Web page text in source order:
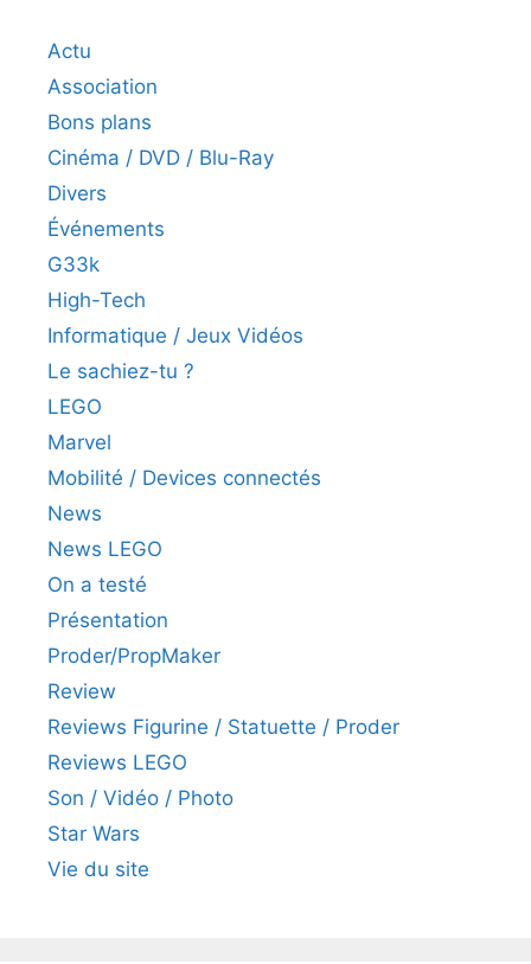
Actu
Association
Bons plans
Cinéma / DVD / Blu-Ray
Divers
Événements
G33k
High-Tech
Informatique / Jeux Vidéos
Le sachiez-tu ?
LEGO
Marvel
Mobilité / Devices connectés
News
News LEGO
On a testé
Présentation
Proder/PropMaker
Review
Reviews Figurine / Statuette / Proder
Reviews LEGO
Son / Vidéo / Photo
Star Wars
Vie du site